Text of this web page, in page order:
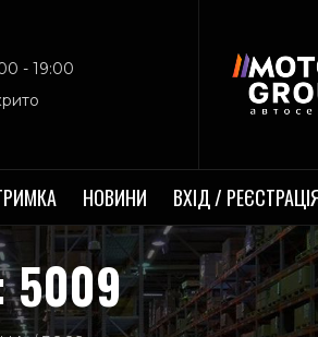
- 19:00
НОВИНИ ВХІД /
5009